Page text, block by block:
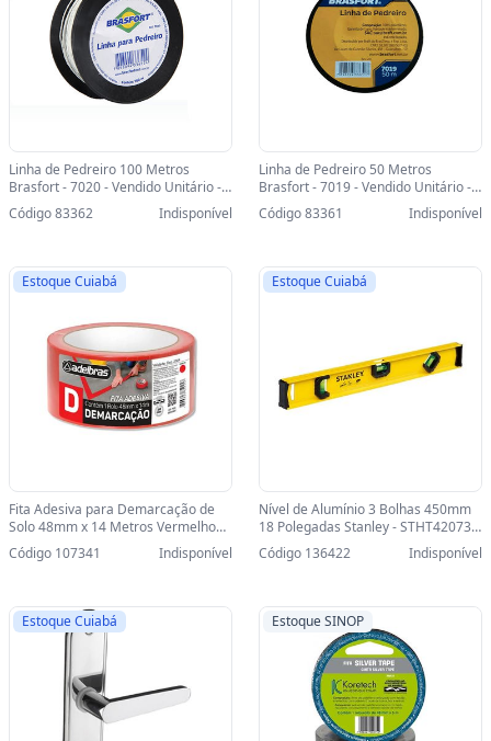
Linha de Pedreiro 100 Metros
Brasfort - 7020 - Vendido Unitário -
7020
Código 83362 Indisponível
Linha de Pedreiro 50 Metros
Brasfort - 7019 - Vendido Unitário -
7019
Código 83361 Indisponível
Estoque Cuiabá
Fita Adesiva para Demarcação de
Solo 48mm x 14 Metros Vermelho
Adelbras - 0803050007 -
0803050007
Código 107341 Indisponível
Estoque Cuiabá
Nível de Alumínio 3 Bolhas 450mm
18 Polegadas Stanley - STHT42073-
LA - STHT42073-LA
Código 136422 Indisponível
Estoque Cuiabá Estoque SINOP